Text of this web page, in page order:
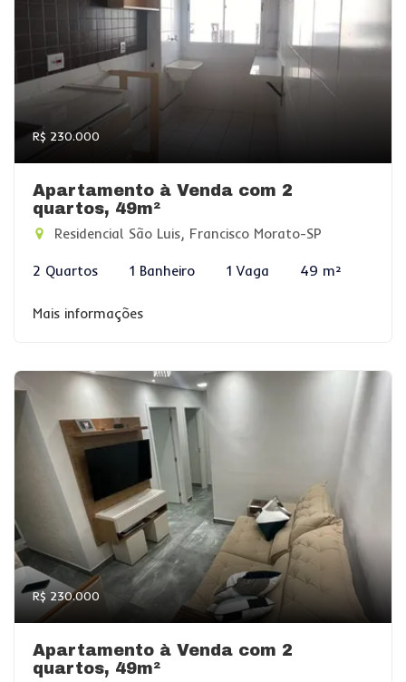
R$ 230.000
Apartamento à Venda com 2
quartos, 49m²
Residencial São Luis, Francisco Morato-SP
2 Quartos 1 Banheiro 1 Vaga 49 m²
Mais informações
R$ 230.000
Apartamento à Venda com 2
quartos, 49m²